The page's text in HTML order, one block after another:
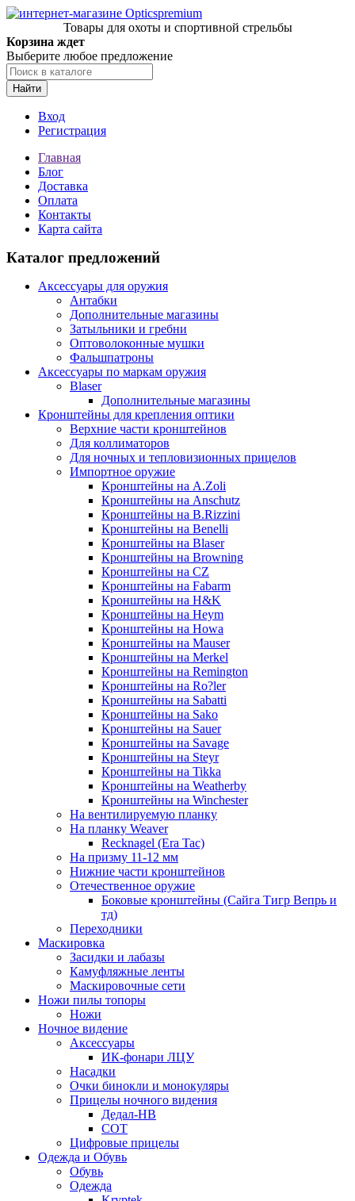
Товары для охоты и спортивной стрельбы
Корзина ждет
Выберите любое предложение
Найти
Вход
Регистрация
Главная
Блог
Доставка
Оплата
Контакты
Карта сайта
Каталог предложений
Аксессуары для оружия
Антабки
Дополнительные магазины
Затыльники и гребни
Оптоволоконные мушки
Фальшпатроны
Аксессуары по маркам оружия
Blaser
Дополнительные магазины
Кронштейны для крепления оптики
Верхние части кронштейнов
Для коллиматоров
Для ночных и тепловизионных прицелов
Импортное оружие
Кронштейны на A.Zoli
Кронштейны на Anschutz
Кронштейны на B.Rizzini
Кронштейны на Benelli
Кронштейны на Blaser
Кронштейны на Browning
Кронштейны на CZ
Кронштейны на Fabarm
Кронштейны на H&K
Кронштейны на Heym
Кронштейны на Howa
Кронштейны на Mauser
Кронштейны на Merkel
Кронштейны на Remington
Кронштейны на Ro?ler
Кронштейны на Sabatti
Кронштейны на Sako
Кронштейны на Sauer
Кронштейны на Savage
Кронштейны на Steyr
Кронштейны на Tikka
Кронштейны на Weatherby
Кронштейны на Winchester
На вентилируемую планку
На планку Weaver
Recknagel (Era Tac)
На призму 11-12 мм
Нижние части кронштейнов
Отечественное оружие
Боковые кронштейны (Сайга Тигр Вепрь и
тд)
Переходники
Маскировка
Засидки и лабазы
Камуфляжные ленты
Маскировочные сети
Ножи пилы топоры
Ножи
Ночное видение
Аксессуары
ИК-фонари ЛЦУ
Насадки
Очки бинокли и монокуляры
Прицелы ночного видения
Дедал-НВ
СОТ
Цифровые прицелы
Одежда и Обувь
Обувь
Одежда